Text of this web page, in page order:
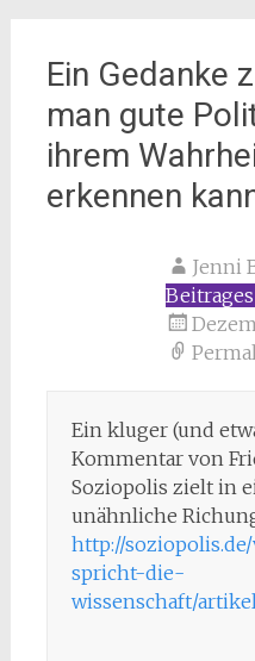
Ein Gedanke
man gute
ihrem
erkennen
Jenni
Beitrages
Ein kluger (und
Kommentar von
Soziopolis zielt in
unähnliche
http://
spricht-die-
wissenschaft/